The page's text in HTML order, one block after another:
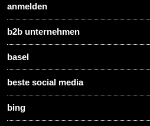
anmelden
b2b unternehmen
basel
beste social media
bing